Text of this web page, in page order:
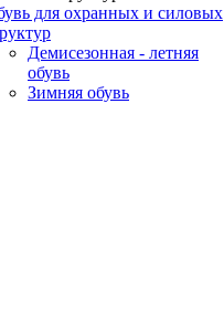
для охранных и силовых
Демисезонная - летняя
обувь
Зимняя обувь